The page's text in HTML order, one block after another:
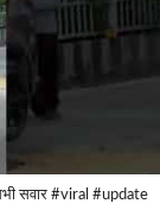
सवार #viral #update